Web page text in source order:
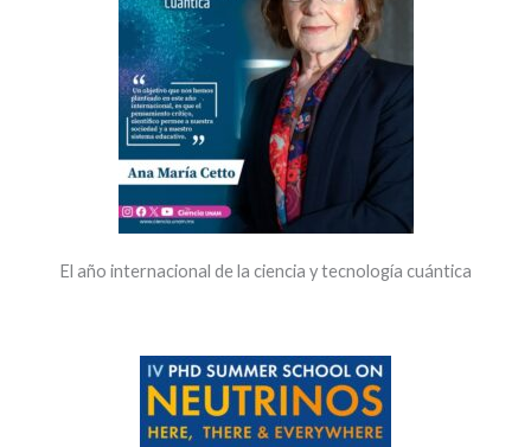
El año internacional de la ciencia y tecnología cuántica